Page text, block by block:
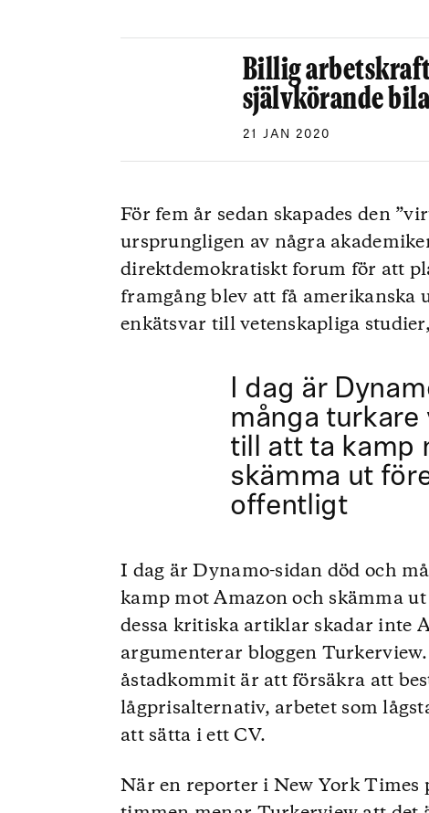
Billig
självkörande
21 JAN 2020
För fem år sedan skapades den
ursprungligen av några
direktdemokratiskt forum för att
framgång blev att få amerikanska
enkätsvar till vetenskapliga
I dag är
många turkare
till att ta kamp
skämma ut
offentligt
I dag är Dynamo-sidan död och
kamp mot Amazon och skämma
dessa kritiska artiklar skadar inte
argumenterar bloggen
åstadkommit är att försäkra att
lågprisalternativ, arbetet som
att sätta i ett CV.
När en reporter i New York